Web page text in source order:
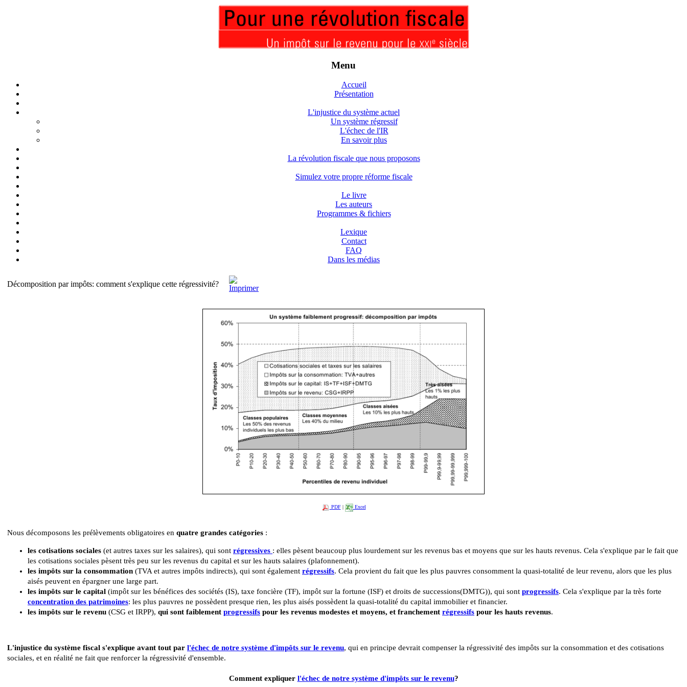
Menu
Accueil
Présentation
L'injustice du système actuel
Un système régressif
L'échec de l'IR
En savoir plus
La révolution fiscale que nous proposons
Simulez votre propre réforme fiscale
Le livre
Les auteurs
Programmes & fichiers
Lexique
Contact
FAQ
Dans les médias
Décomposition par impôts: comment s'explique cette régressivité?
PDF| Excel
Nous décomposons les prélèvements obligatoires en quatre grandes catégories :
les cotisations sociales (et autres taxes sur les salaires), qui sont régressives : elles pèsent beaucoup plus lourdement sur les revenus bas et moyens que sur les hauts revenus. Cela s'explique par le fait que
les cotisations sociales pèsent très peu sur les revenus du capital et sur les hauts salaires (plafonnement).
les impôts sur la consommation (TVA et autres impôts indirects), qui sont également régressifs. Cela provient du fait que les plus pauvres consomment la quasi-totalité de leur revenu, alors que les plus
aisés peuvent en épargner une large part.
les impôts sur le capital (impôt sur les bénéfices des sociétés (IS), taxe foncière (TF), impôt sur la fortune (ISF) et droits de successions(DMTG)), qui sont progressifs. Cela s'explique par la très forte
concentration des patrimoines: les plus pauvres ne possèdent presque rien, les plus aisés possèdent la quasi-totalité du capital immobilier et financier.
les impôts sur le revenu (CSG et IRPP), qui sont faiblement progressifs pour les revenus modestes et moyens, et franchement régressifs pour les hauts revenus.
L'injustice du système fiscal s'explique avant tout par l'échec de notre système d'impôts sur le revenu, qui en principe devrait compenser la régressivité des impôts sur la consommation et des cotisations
sociales, et en réalité ne fait que renforcer la régressivité d'ensemble.
Comment expliquer l'échec de notre système d'impôts sur le revenu?